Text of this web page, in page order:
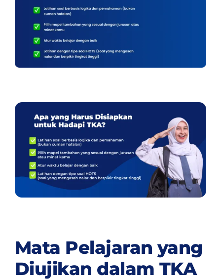
Mata Pelajaran yang
Diujikan dalam TKA